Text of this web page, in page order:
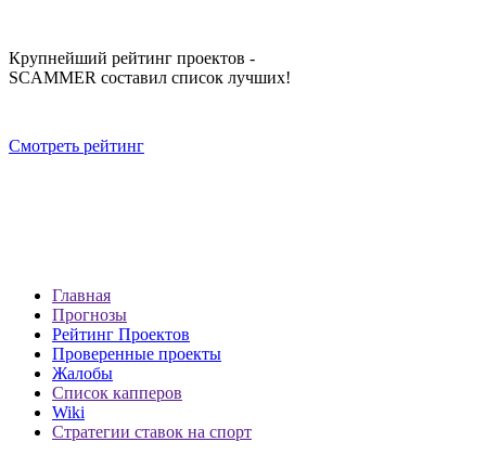
Крупнейший рейтинг проектов -
SCAMMER составил список лучших!
Смотреть рейтинг
Главная
Прогнозы
Рейтинг Проектов
Проверенные проекты
Жалобы
Список капперов
Wiki
Стратегии ставок на спорт